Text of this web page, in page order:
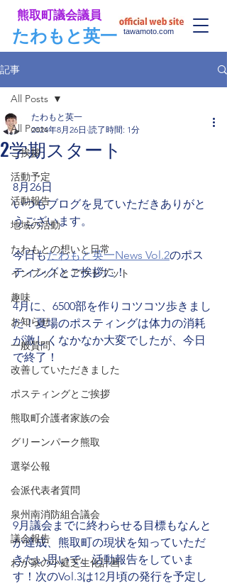
​たわもと英一
​熊取町議会議員
tawamoto.com
記事
All Posts
ご挨拶
活動予定
活動報告
地域の活動
たわもとの想いと日常
インプットとアウトプット
趣味
お知らせ
一般質問
改善していただきました
ポスティングとご挨拶
熊取町介護者家族の会
グリーンパーク熊取
選挙公報
会派代表者質問
泉州南消防組合議会
議会報告
わが家の小庭芝生化計画
All Posts
2学期スタート
たわもと英一
2024年8月26日 読了時間: 1分
8月26日
いつもブログを見ていただきありがと
うございます。
今日もたわもと英一News Vol.2のポス
ティングとご挨拶に！
4月に、6500部を作りコツコツ歩きまし
た！夏場のポスティングは体力の消耗
が激しくなかなか大変でしたが、今日
で終了！
9月議会までに終わらせる目標もなんと
か達成、熊取町の現状を知っていただ
きたい思いで、活動報告をしていま
す！次のVol.3は12月頃の発行を予定し